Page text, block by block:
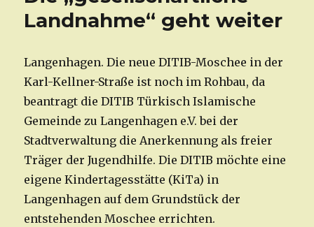
Landnahme“ geht weiter
Langenhagen. Die neue DITIB-Moschee in der
Karl-Kellner-Straße ist noch im Rohbau, da
beantragt die DITIB Türkisch Islamische
Gemeinde zu Langenhagen e.V. bei der
Stadtverwaltung die Anerkennung als freier
Träger der Jugendhilfe. Die DITIB möchte eine
eigene Kindertagesstätte (KiTa) in
Langenhagen auf dem Grundstück der
entstehenden Moschee errichten.